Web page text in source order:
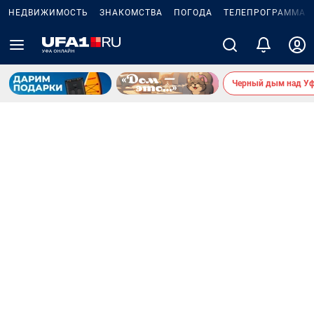
НЕДВИЖИМОСТЬ ЗНАКОМСТВА ПОГОДА ТЕЛЕПРОГРАММА
Черный дым над